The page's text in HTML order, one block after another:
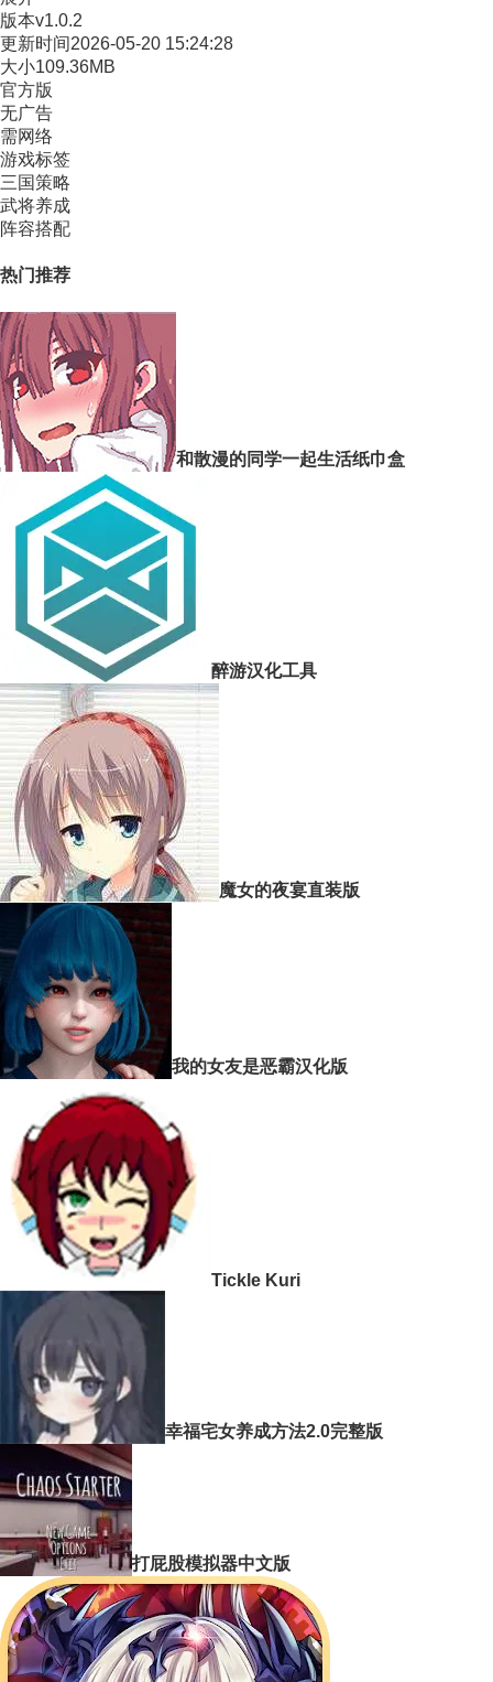
版本v1.0.2
更新时间2026-05-20 15:24:28
大小109.36MB
官方版
无广告
需网络
游戏标签
三国策略
武将养成
阵容搭配
热门推荐
和散漫的同学一起生活纸巾盒
醉游汉化工具
魔女的夜宴直装版
我的女友是恶霸汉化版
Tickle Kuri
幸福宅女养成方法2.0完整版
打屁股模拟器中文版